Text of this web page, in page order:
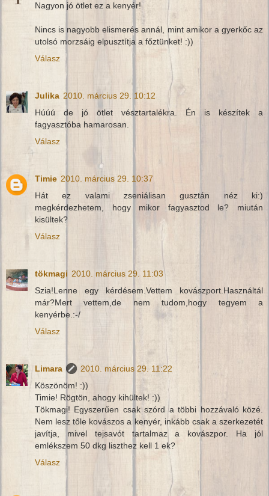
Nagyon jó ötlet ez a kenyér!
Nincs is nagyobb elismerés annál, mint amikor a gyerkőc az
utolsó morzsáig elpusztítja a főztünket! :))
Válasz
Julika 2010. március 29. 10:12
Húúú de jó ötlet vésztartalékra. Én is készítek a
fagyasztóba hamarosan.
Válasz
Timie 2010. március 29. 10:37
Hát ez valami zseniálisan gusztán néz ki:)
megkérdezhetem, hogy mikor fagyasztod le? miután
kisültek?
Válasz
tökmagi 2010. március 29. 11:03
Szia!Lenne egy kérdésem.Vettem kovászport.Használtál
már?Mert vettem,de nem tudom,hogy tegyem a
kenyérbe.:-/
Válasz
Limara
2010. március 29. 11:22
Köszönöm! :))
Timie! Rögtön, ahogy kihültek! :))
Tökmagi! Egyszerűen csak szórd a többi hozzávaló közé.
Nem lesz tőle kovászos a kenyér, inkább csak a szerkezetét
javítja, mivel tejsavót tartalmaz a kovászpor. Ha jól
emlékszem 50 dkg liszthez kell 1 ek?
Válasz